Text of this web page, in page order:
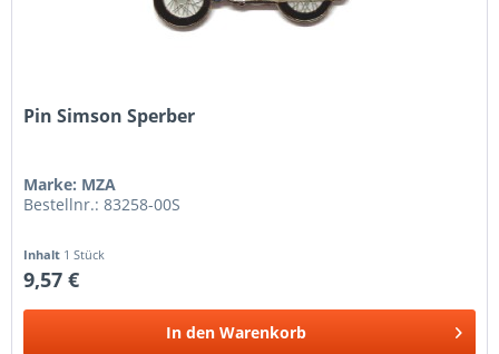
Pin Simson Sperber
Marke: MZA
Bestellnr.: 83258-00S
Inhalt 1 Stück
9,57 €
In den Warenkorb